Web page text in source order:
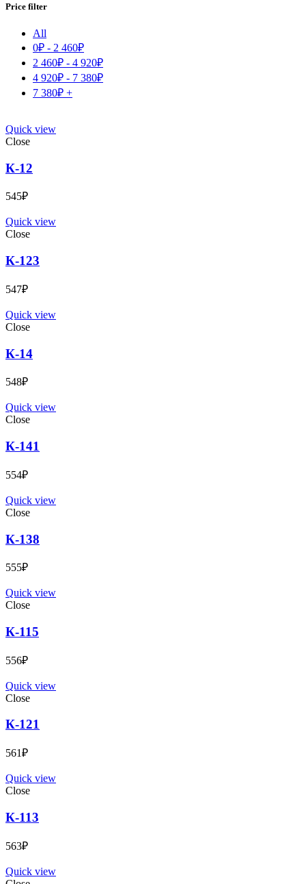
Price filter
All
0₽ - 2 460₽
2 460₽ - 4 920₽
4 920₽ - 7 380₽
7 380₽ +
Quick view
Close
К-12
545₽
Quick view
Close
К-123
547₽
Quick view
Close
К-14
548₽
Quick view
Close
К-141
554₽
Quick view
Close
К-138
555₽
Quick view
Close
К-115
556₽
Quick view
Close
К-121
561₽
Quick view
Close
К-113
563₽
Quick view